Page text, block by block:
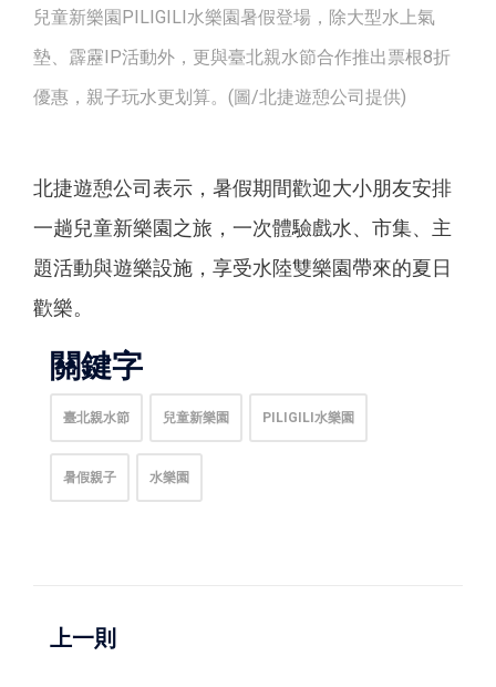
兒童新樂園PILIGILI水樂園暑假登場，除大型水上氣
墊、霹靂IP活動外，更與臺北親水節合作推出票根8折
優惠，親子玩水更划算。(圖/北捷遊憩公司提供)
北捷遊憩公司表示，暑假期間歡迎大小朋友安排
一趟兒童新樂園之旅，一次體驗戲水、市集、主
題活動與遊樂設施，享受水陸雙樂園帶來的夏日
歡樂。
關鍵字
臺北親水節 兒童新樂園 PILIGILI水樂園
暑假親子 水樂園
上一則